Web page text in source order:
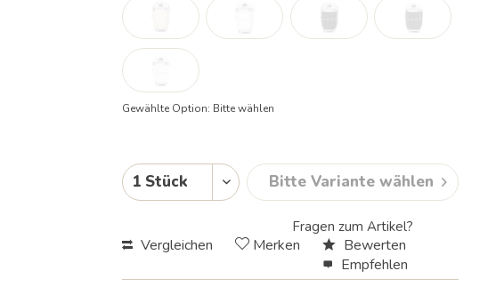
Gewählte Option: Bitte wählen
Bitte Variante wählen
Fragen zum Artikel?
Vergleichen Merken
Bewerten
Empfehlen